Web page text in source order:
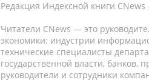
Редакция Индексной книги CNews
Читатели CNews — это
экономики: индустрии
технические специалисты
государственной власти,
руководители и сотрудники